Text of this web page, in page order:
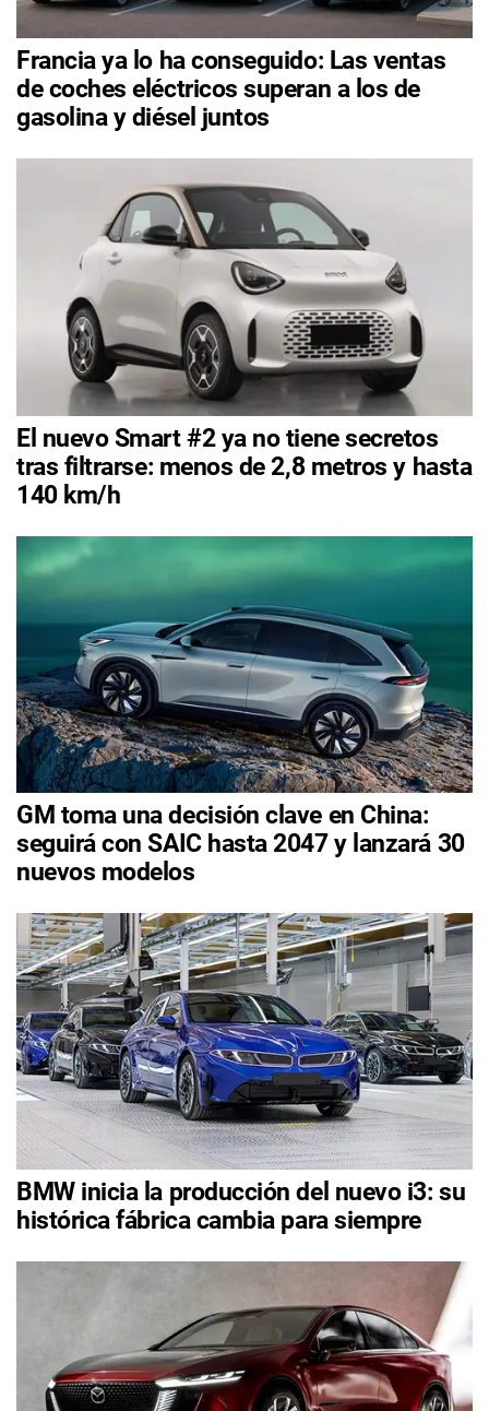
Francia ya lo ha conseguido: Las ventas
de coches eléctricos superan a los de
gasolina y diésel juntos
El nuevo Smart #2 ya no tiene secretos
tras filtrarse: menos de 2,8 metros y hasta
140 km/h
GM toma una decisión clave en China:
seguirá con SAIC hasta 2047 y lanzará 30
nuevos modelos
BMW inicia la producción del nuevo i3: su
histórica fábrica cambia para siempre